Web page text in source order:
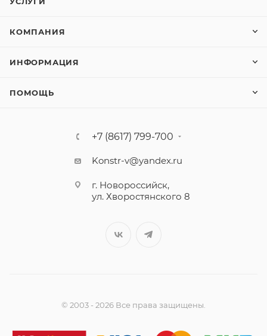
КОМПАНИЯ
ИНФОРМАЦИЯ
ПОМОЩЬ
+7 (8617) 799-700
Konstr-v@yandex.ru
г. Новороссийск,
ул. Хворостянского 8
© 2003 - 2026 Все права защищены.